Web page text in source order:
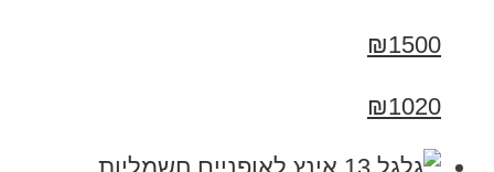
₪1500
₪1020